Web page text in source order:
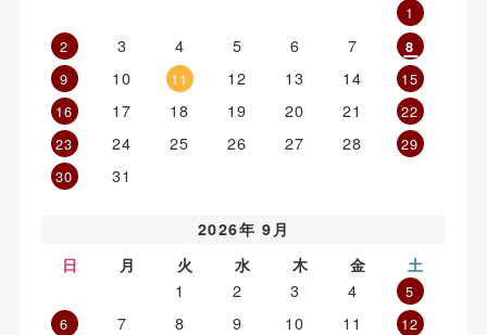
1
2
3 4 5 6 7 8
9 10 11 12 13 14
15
16
17 18 19 20 21
22
23
24 25 26 27 28
29
30
31
2026年 9月
日
月 火 水 木 金 土
1 2 3 4
5
6
7 8 9 10 11
12